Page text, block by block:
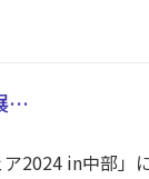
…
2024 in中部」